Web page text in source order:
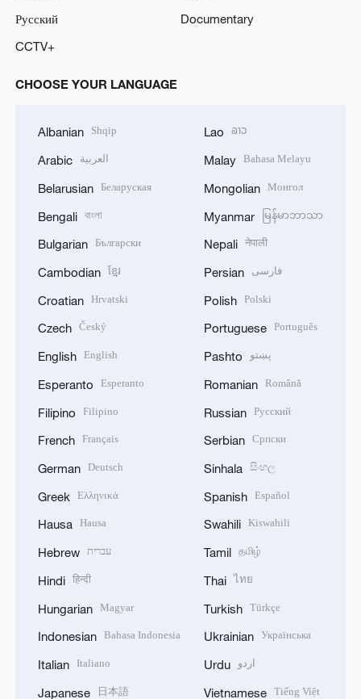
Русский
Documentary
CCTV+
CHOOSE YOUR LANGUAGE
Albanian Shqip
Arabic العربية
Belarusian Беларуская
Bengali বাংলা
Bulgarian Български
Cambodian ខ្មែរ
Croatian Hrvatski
Czech Český
English English
Esperanto Esperanto
Filipino Filipino
French Français
German Deutsch
Greek Ελληνικά
Hausa Hausa
Hebrew עברית
Hindi हिन्दी
Hungarian Magyar
Indonesian Bahasa Indonesia
Italian Italiano
Japanese 日本語
Lao ລາວ
Malay Bahasa Melayu
Mongolian Монгол
Myanmar မြန်မာဘာသာ
Nepali नेपाली
Persian فارسی
Polish Polski
Portuguese Português
Pashto پښتو
Romanian Română
Russian Русский
Serbian Српски
Sinhala සිංහල
Spanish Español
Swahili Kiswahili
Tamil தமிழ்
Thai ไทย
Turkish Türkçe
Ukrainian Українська
Urdu اردو
Vietnamese Tiếng Việt